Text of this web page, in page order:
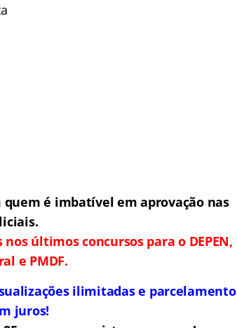
quem é imbatível em aprovação nas
últimos concursos para o DEPEN,
e PMDF.
ilimitadas e parcelamento
juros!